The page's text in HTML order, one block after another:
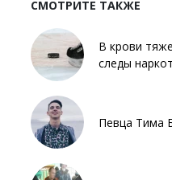
СМОТРИТЕ ТАКЖЕ
В крови
следы
Певца Тима